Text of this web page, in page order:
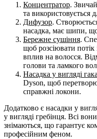
Концентратор.
та використовується
Дифузор.
насадка, має шипи,
Бережне сушіння.
щоб розсіювати
вплив на волосся.
голови та ламкого
Насадка у вигляді гака
Dyson, щоб
справжні локони.
Додатково є насадки у
у вигляді гребінця. Всі
знімаються, що гарантує
професійним феном.